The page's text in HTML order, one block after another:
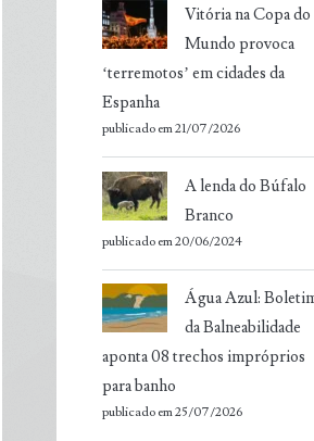
Vitória na Copa do
Mundo provoca
‘terremotos’ em cidades da
Espanha
publicado em 21/07/2026
A lenda do Búfalo
Branco
publicado em 20/06/2024
Água Azul:
da Balneabilidade
aponta 08 trechos impróprios
para banho
publicado em 25/07/2026